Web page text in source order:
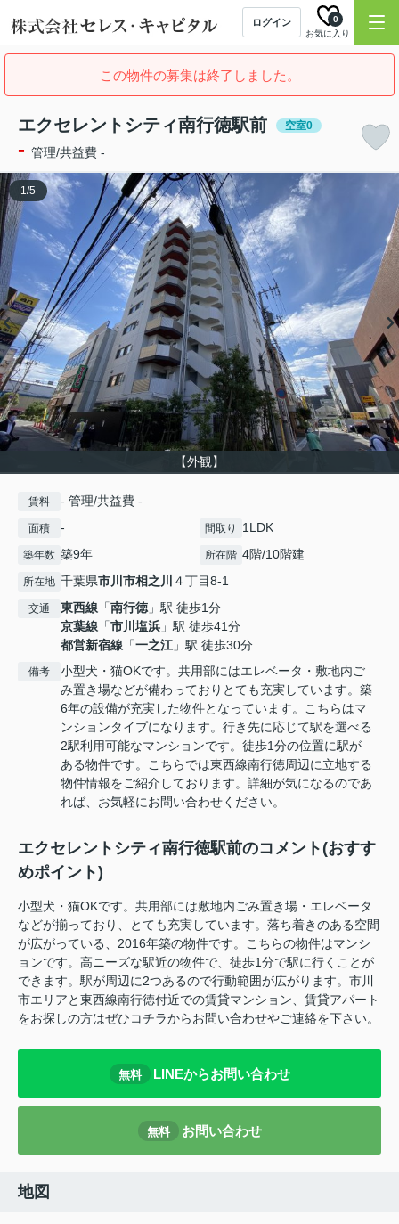
ログイン
お気に入り
0
この物件の募集は終了しました。
エクセレントシティ南行徳駅前 空室0
- 管理/共益費 -
【外観】
1/5
賃料 - 管理/共益費 -
面積 - 間取り 1LDK
築年数 築9年 所在階 4階/10階建
所在地 千葉県市川市相之川 ４丁目8-1
交通 東西線 「南行徳」駅 徒歩1分
京葉線 「市川塩浜 」駅 徒歩41分
都営新宿線 「一之江」駅 徒歩30分
備考
小型犬・猫OKです。共用部にはエレベータ・敷地内ご
み置き場などが備わっておりとても充実しています。築
6年の設備が充実した物件となっています。こちらはマ
ンションタイプになります。行き先に応じて駅を選べる
2駅利用可能なマンションです。徒歩1分の位置に駅が
ある物件です。こちらでは東西線南行徳周辺に立地する
物件情報をご紹介しております。詳細が気になるのであ
れば、お気軽にお問い合わせください。
エクセレントシティ南行徳駅前のコメント(おすす
めポイント)
小型犬・猫OKです。共用部には敷地内ごみ置き場・エレベータ
などが揃っており、とても充実しています。落ち着きのある空間
が広がっている、2016年築の物件です。こちらの物件はマンシ
ョンです。高ニーズな駅近の物件で、徒歩1分で駅に行くことが
できます。駅が周辺に2つあるので行動範囲が広がります。市川
市エリアと東西線南行徳付近での賃貸マンション、賃貸アパート
をお探しの方はぜひコチラからお問い合わせやご連絡を下さい。
無料 LINEからお問い合わせ
無料 お問い合わせ
地図